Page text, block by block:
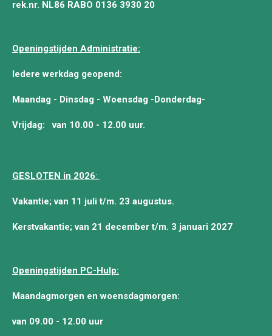
rek.nr. NL86 RABO 0136 3930 20
Openingstijden Administratie:
Iedere werkdag geopend:
Maandag - Dinsdag - Woensdag -Donderdag-
Vrijdag:van 10.00 - 12.00 uur.
GESLOTEN in 2026:
Vakantie; van 11 juli t/m. 23 augustus.
Kerstvakantie; van 21 december t/m. 3 januari 2027
Openingstijden PC-Hulp:
Maandagmorgen en woensdagmorgen:
van 09.00 - 12.00 uur